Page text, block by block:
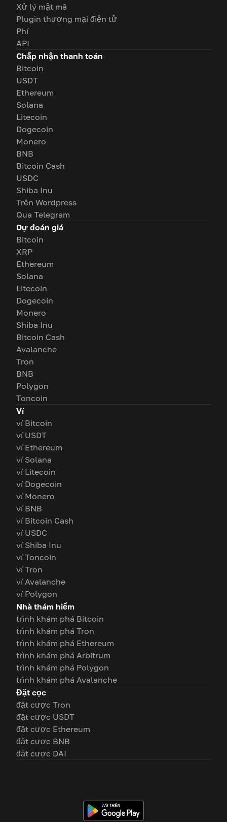
Xử lý mật mã
Plugin thương mại điện tử
Phí
API
Chấp nhận thanh toán
Bitcoin
USDT
Ethereum
Solana
Litecoin
Dogecoin
Monero
BNB
Bitcoin Cash
USDC
Shiba Inu
Trên Wordpress
Qua Telegram
Dự đoán giá
Bitcoin
XRP
Ethereum
Solana
Litecoin
Dogecoin
Monero
Shiba Inu
Bitcoin Cash
Avalanche
Tron
BNB
Polygon
Toncoin
Ví
ví Bitcoin
ví USDT
ví Ethereum
ví Solana
ví Litecoin
ví Dogecoin
ví Monero
ví BNB
ví Bitcoin Cash
ví USDC
ví Shiba Inu
ví Toncoin
ví Tron
ví Avalanche
ví Polygon
Nhà thám hiểm
trình khám phá Bitcoin
trình khám phá Tron
trình khám phá Ethereum
trình khám phá Arbitrum
trình khám phá Polygon
trình khám phá Avalanche
Đặt cọc
đặt cược Tron
đặt cược USDT
đặt cược Ethereum
đặt cược BNB
đặt cược DAI